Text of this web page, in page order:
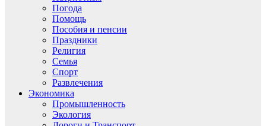
Погода
Помощь
Пособия и пенсии
Праздники
Религия
Семья
Спорт
Развлечения
Экономика
Промышленность
Экология